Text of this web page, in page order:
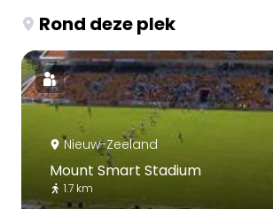
Rond deze plek
Nieuw-Zeeland
Mount Smart Stadium
1.7 km